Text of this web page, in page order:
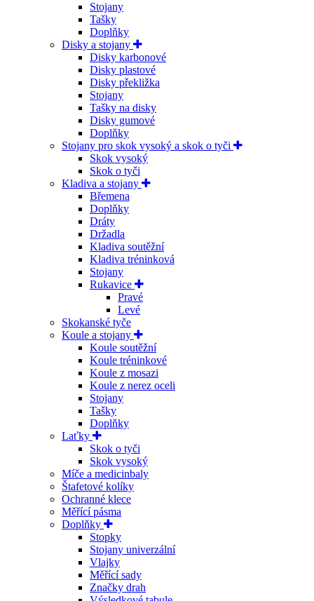
Stojany
Tašky
Doplňky
Disky a stojany
Disky karbonové
Disky plastové
Disky překližka
Stojany
Tašky na disky
Disky gumové
Doplňky
Stojany pro skok vysoký a skok o tyči
Skok vysoký
Skok o tyči
Kladiva a stojany
Břemena
Doplňky
Dráty
Držadla
Kladiva soutěžní
Kladiva tréninková
Stojany
Rukavice
Pravé
Levé
Skokanské tyče
Koule a stojany
Koule soutěžní
Koule tréninkové
Koule z mosazi
Koule z nerez oceli
Stojany
Tašky
Doplňky
Laťky
Skok o tyči
Skok vysoký
Míče a medicinbaly
Štafetové kolíky
Ochranné klece
Měřící pásma
Doplňky
Stopky
Stojany univerzální
Vlajky
Měřící sady
Značky drah